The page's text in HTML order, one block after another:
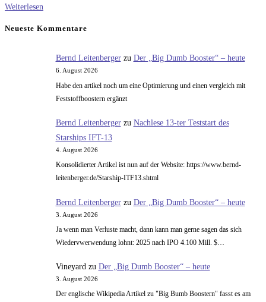
Weiterlesen
billiger
Katzenfutter?
Neueste Kommentare
Bernd Leitenbergerzu Der „Big Dumb Booster“ – heute
6. August 2026
Habe den artikel noch um eine Optimierung und einen vergleich mit
Feststoffboostern ergänzt
Bernd Leitenbergerzu Nachlese 13-ter Teststart des
Starships IFT-13
4. August 2026
Konsolidierter Artikel ist nun auf der Website: https://www.bernd-
leitenberger.de/Starship-ITF13.shtml
Bernd Leitenbergerzu Der „Big Dumb Booster“ – heute
3. August 2026
Ja wenn man Verluste macht, dann kann man gerne sagen das sich
Wiedervwerwendung lohnt: 2025 nach IPO 4.100 Mill. $…
Vineyardzu Der „Big Dumb Booster“ – heute
3. August 2026
Der englische Wikipedia Artikel zu "Big Bumb Boostern" fasst es am